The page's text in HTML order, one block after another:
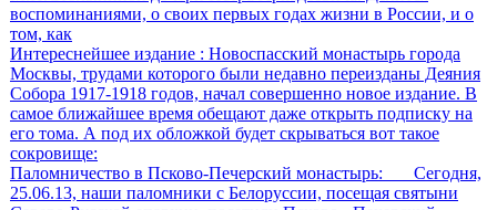
воспоминаниями, о своих первых годах жизни в России, и о
том, как
Интереснейшее издание : Новоспасский монастырь города
Москвы, трудами которого были недавно переизданы Деяния
Собора 1917-1918 годов, начал совершенно новое издание. В
самое ближайшее время обещают даже открыть подписку на
его тома. А под их обложкой будет скрываться вот такое
сокровище:
Паломничество в Псково-Печерский монастырь: Сегодня,
25.06.13, наши паломники с Белоруссии, посещая святыни